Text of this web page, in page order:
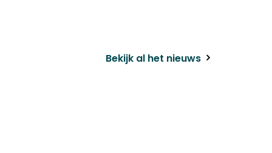
Bekijk al het nieuws